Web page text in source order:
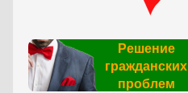
Решение
гражданских
проблем